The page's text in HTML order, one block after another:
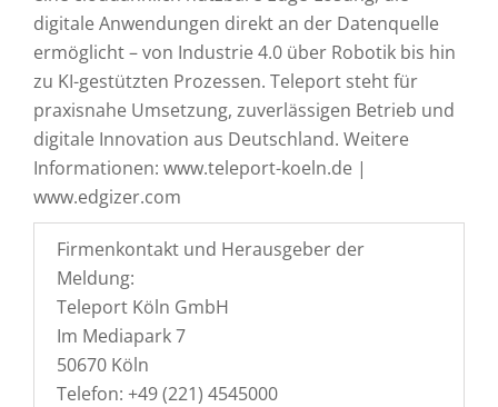
digitale Anwendungen direkt an der Datenquelle
ermöglicht – von Industrie 4.0 über Robotik bis hin
zu KI-gestützten Prozessen. Teleport steht für
praxisnahe Umsetzung, zuverlässigen Betrieb und
digitale Innovation aus Deutschland. Weitere
Informationen: www.teleport-koeln.de |
www.edgizer.com
Firmenkontakt und Herausgeber der
Meldung:
Teleport Köln GmbH
Im Mediapark 7
50670 Köln
Telefon: +49 (221) 4545000